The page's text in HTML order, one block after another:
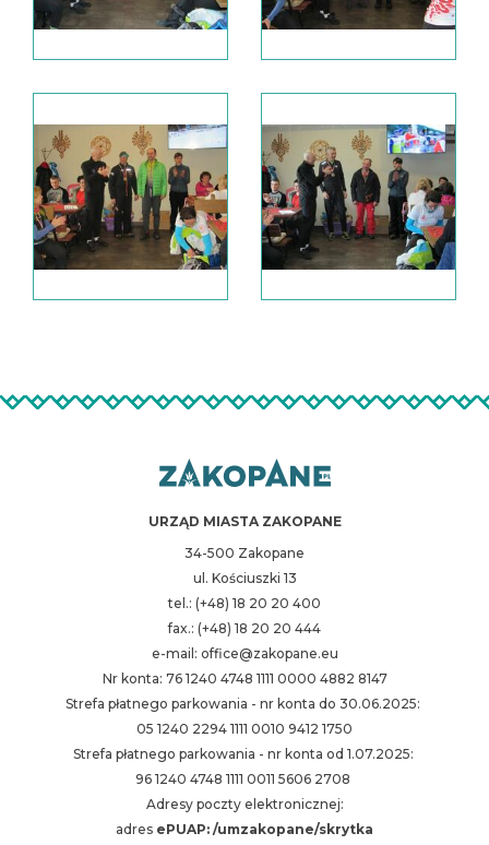
URZĄD MIASTA ZAKOPANE
34-500 Zakopane
ul. Kościuszki 13
tel.: (+48) 18 20 20 400
fax.: (+48) 18 20 20 444
e-mail: office@zakopane.eu
Nr konta: 76 1240 4748 1111 0000 4882 8147
Strefa płatnego parkowania - nr konta do 30.06.2025:
05 1240 2294 1111 0010 9412 1750
Strefa płatnego parkowania - nr konta od 1.07.2025:
96 1240 4748 1111 0011 5606 2708
Adresy poczty elektronicznej:
adres ePUAP: /umzakopane/skrytka